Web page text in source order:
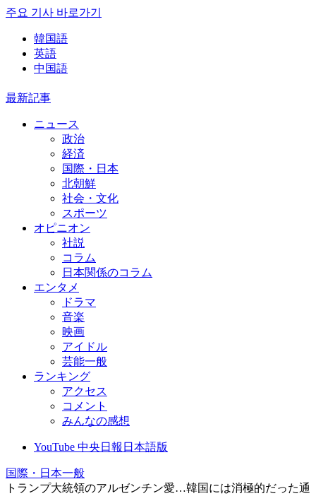
주요 기사 바로가기
韓国語
英語
中国語
最新記事
ニュース
政治
経済
国際・日本
北朝鮮
社会・文化
スポーツ
オピニオン
社説
コラム
日本関係のコラム
エンタメ
ドラマ
音楽
映画
アイドル
芸能一般
ランキング
アクセス
コメント
みんなの感想
YouTube 中央日報日本語版
国際・日本一般
トランプ大統領のアルゼンチン愛…韓国には消極的だった通